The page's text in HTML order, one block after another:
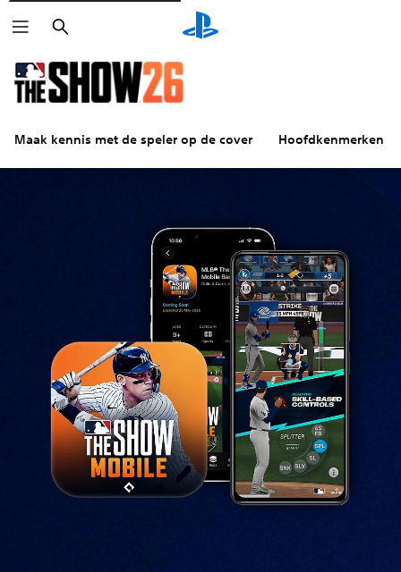
Zoeken
Maak kennis met de speler op de cover Hoofdkenmerken